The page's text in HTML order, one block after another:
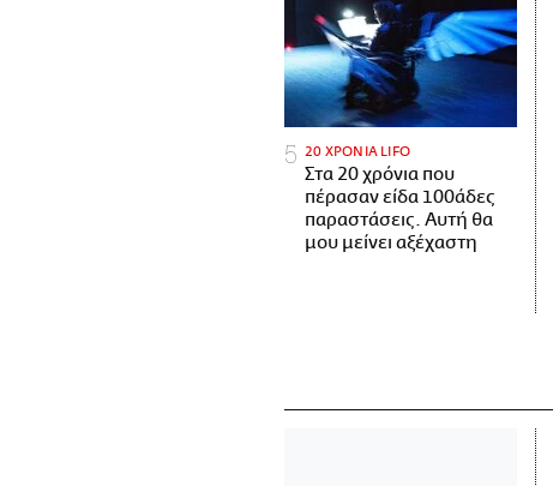
20 ΧΡΟΝΙΑ LIFO
Στα 20 χρόνια που
πέρασαν είδα 100άδες
παραστάσεις. Αυτή θα
μου μείνει αξέχαστη